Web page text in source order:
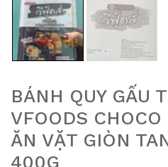
BÁNH QUY GẤU
VFOODS
ĂN VẶT GIÒN
400G